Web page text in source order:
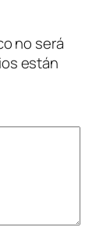
no será
están